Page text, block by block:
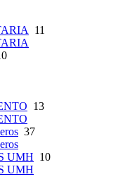
11
13
37
UMH 10
UMH